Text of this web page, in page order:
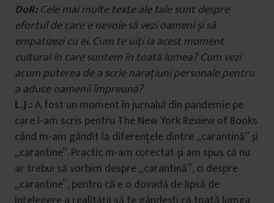
DoR:Cele mai multe texte ale tale sunt despre
efortul de care e nevoie să vezi oameni și să
empatizezi cu ei. Cum te uiți la acest moment
cultural în care suntem în toată lumea? Cum vezi
acum puterea de a scrie narațiuni personale pentru
a aduce oamenii împreună?
L.J.:A fost un moment în jurnalul din pandemie pe
care l-am scris pentru The New York Review of Books
când m-am gândit la diferențele dintre „carantină” și
„carantine”. Practic m-am corectat și am spus că nu
ar trebui să vorbim despre „carantină”, ci despre
„carantine”, pentru că e o dovadă de lipsă de